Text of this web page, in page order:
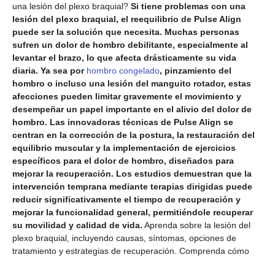
una lesión del plexo braquial? Si tiene problemas con una
lesión del plexo braquial, el reequilibrio de Pulse Align
puede ser la solución que necesita. Muchas personas
sufren un dolor de hombro debilitante, especialmente al
levantar el brazo, lo que afecta drásticamente su vida
diaria. Ya sea por hombro congelado, pinzamiento del
hombro o incluso una lesión del manguito rotador, estas
afecciones pueden limitar gravemente el movimiento y
desempeñar un papel importante en el alivio del dolor de
hombro. Las innovadoras técnicas de Pulse Align se
centran en la corrección de la postura, la restauración del
equilibrio muscular y la implementación de ejercicios
específicos para el dolor de hombro, diseñados para
mejorar la recuperación. Los estudios demuestran que la
intervención temprana mediante terapias dirigidas puede
reducir significativamente el tiempo de recuperación y
mejorar la funcionalidad general, permitiéndole recuperar
su movilidad y calidad de vida. Aprenda sobre la lesión del
plexo braquial, incluyendo causas, síntomas, opciones de
tratamiento y estrategias de recuperación. Comprenda cómo